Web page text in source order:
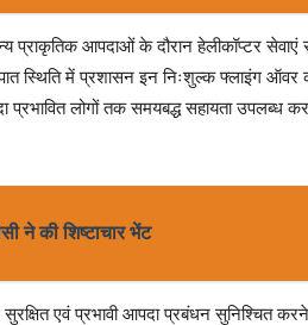
आपदाओं के दौरान हेलीकॉप्टर सेवाएं
स्थिति में प्रशासन इन निःशुल्क फ्लाइंग
लोगों तक समयबद्ध सहायता उपलब्ध
ने की शिष्टाचार भेंट
एवं प्रभावी आपदा प्रबंधन सुनिश्चित